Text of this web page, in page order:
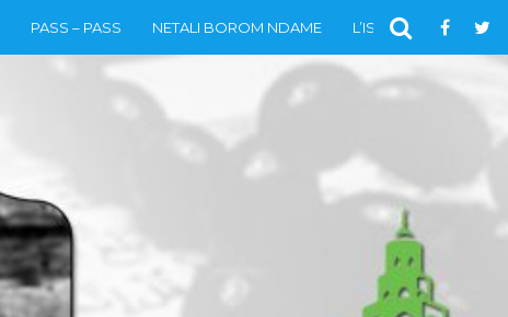
PASS – PASS NETALI BOROM NDAME L’ISLAM VIDÉOS